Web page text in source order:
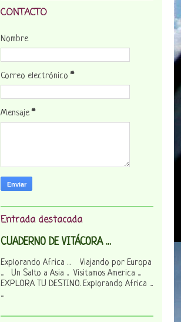
CONTACTO
Nombre
Correo electrónico*
Mensaje*
Entrada destacada
CUADERNO DE VITÁCORA ...
Explorando Africa ... Viajando por Europa
... Un Salto a Asia .. Visitamos America ...
EXPLORA TU DESTINO. Explorando Africa ...
...